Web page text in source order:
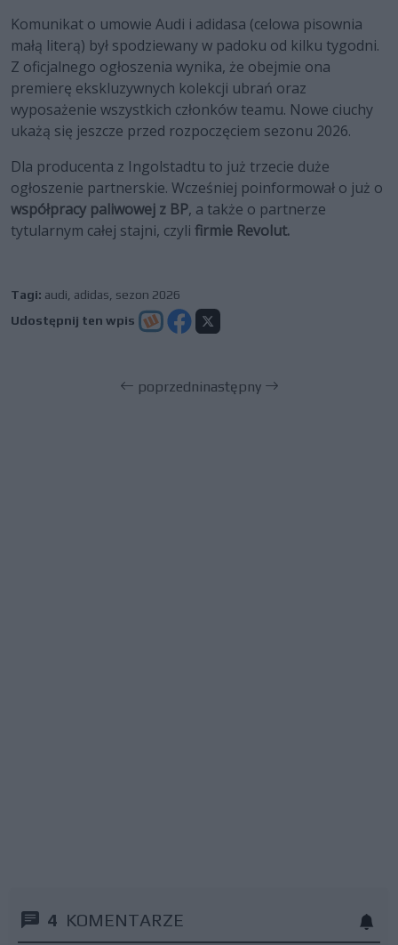
Komunikat o umowie Audi i adidasa (celowa pisownia
małą literą) był spodziewany w padoku od kilku tygodni.
Z oficjalnego ogłoszenia wynika, że obejmie ona
premierę ekskluzywnych kolekcji ubrań oraz
wyposażenie wszystkich członków teamu. Nowe ciuchy
ukażą się jeszcze przed rozpoczęciem sezonu 2026.
Dla producenta z Ingolstadtu to już trzecie duże
ogłoszenie partnerskie. Wcześniej poinformował o już o
współpracy paliwowej z BP, a także o partnerze
tytularnym całej stajni, czyli firmie Revolut.
Tagi: audi adidas sezon 2026
Udostępnij ten wpis
poprzedninastępny
4 KOMENTARZE